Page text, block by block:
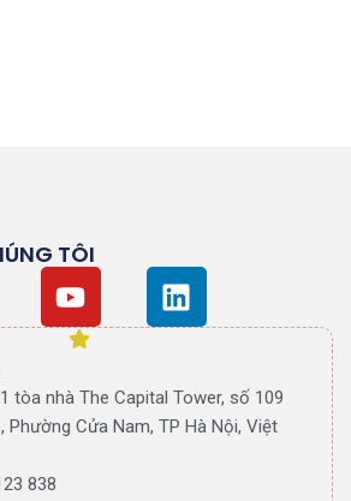
TÔI
YoutubeLinkedin
tòa nhà The Capital Tower, số 109
Phường Cửa Nam, TP Hà Nội, Việt
838